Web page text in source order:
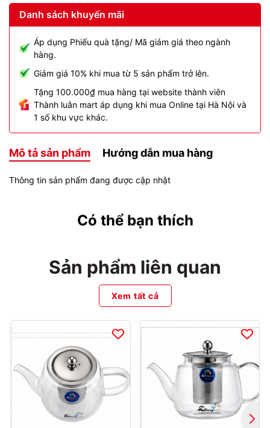
Danh sách khuyến mãi
Áp dụng Phiếu quà tặng/ Mã giảm giá theo ngành
hàng.
Giảm giá 10% khi mua từ 5 sản phẩm trở lên.
Tặng 100.000₫ mua hàng tại website thành viên
Thành luân mart áp dụng khi mua Online tại Hà Nội và
1 số khu vực khác.
Mô tả sản phẩm Hướng dẫn mua hàng
Thông tin sản phẩm đang được cập nhật
Có thể bạn thích
Sản phẩm liên quan
Xem tất cả